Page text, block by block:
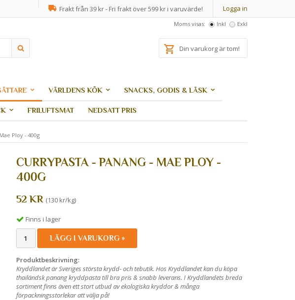
Logga in
Frakt från 39 kr - Fri frakt över 599 kr i varuvärde!
Moms visas: Inkl Exkl
Din varukorg är tom!
VÄRLDENS KÖK SNACKS, GODIS & LÄSK
FRILUFTSMAT NEDSATT PRIS
Ploy - 400g
CURRYPASTA - PANANG - MAE PLOY -
400G
52 KR (130 kr/kg)
Finns i lager
LÄGG I VARUKORG »
Produktbeskrivning:
Kryddlandet är Sveriges största krydd- och tebutik. Hos Kryddlandet kan du köpa
thailändsk panang kryddpasta till bra pris & snabb leverans. I Kryddlandets breda
sortiment finns även ett stort utbud av ekologiska kryddor & många
förpackningsstorlekar att välja på!